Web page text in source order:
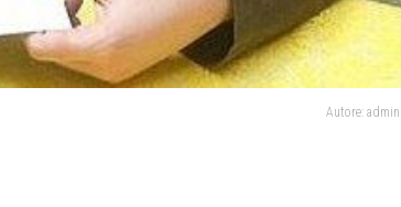
Autore: admin